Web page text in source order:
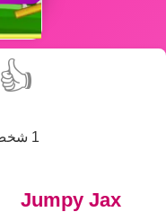
👍
1 شخص أعجبهم هذه اللعبة، انضم إليهم!
Jumpy Jax